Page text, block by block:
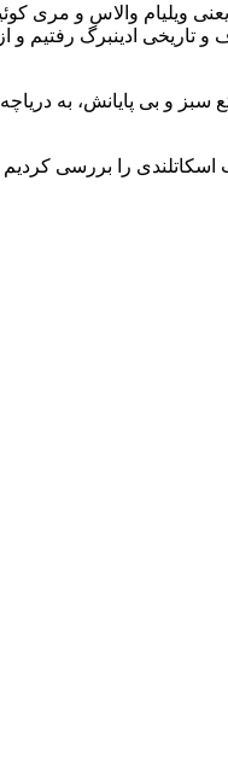
یعنی ویلیام والاس و مری
ادینبرگ رفتیم و
سبز و بی پایانش، به
اسکاتلندی را بررسی